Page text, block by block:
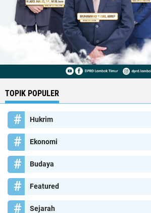
TOPIK POPULER
Hukrim
Ekonomi
Budaya
Featured
Sejarah